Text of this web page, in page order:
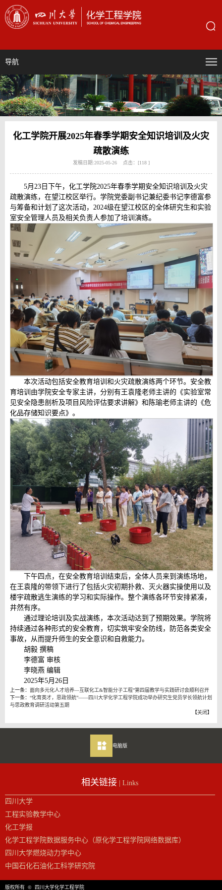
导航
化工学院开展2025年春季学期安全知识培训及火灾
疏散演练
发稿日期:2025-05-26 点击：[118 ]
5月23日下午，化工学院2025年春季学期安全知识培训及火灾
疏散演练，在望江校区举行。学院党委副书记兼纪委书记李德富参
与筹备和计划了这次活动，2024级在望江校区的全体研究生和实验
室安全管理人员及相关负责人参加了培训演练。
本次活动包括安全教育培训和火灾疏散演练两个环节。安全教
育培训由学院安全专家主讲，分别有王袁隆老师主讲的《实验室常
见安全隐患剖析及项目风险评估要求讲解》和陈瑜老师主讲的《危
化品存储知识要点》。
下午四点，在安全教育培训结束后，全体人员来到演练场地，
在王袁隆的带领下进行了包括火灾初期扑救、灭火器实操使用以及
楼宇疏散逃生演练的学习和实际操作。整个演练各环节安排紧凑，
井然有序。
通过理论培训及实战演练，本次活动达到了预期效果。学院将
持续通过各种形式的安全教育，切实筑牢安全防线，防范各类安全
事故，从而提升师生的安全意识和自救能力。
胡毅 撰稿
李德富 审核
李晓燕 编辑
2025年5月26日
上一条： 面向多元化人才培养—互联化工&智能分子工程”第四届教学与实践研讨会顺利召开
下一条： “化育英才，思政领航”——四川大学化学工程学院成功举办研究生党员学长领航计划
与思政教育调研活动第五期
【关闭 】
电脑版
相关链接 | Links
四川大学
工程实验教学中心
化工学报
化学工程学院数据服务中心（原化学工程学院网络数据库）
四川大学燃烧动力学中心
中国石化石油化工科学研究院
版权所有 © 四川大学化学工程学院